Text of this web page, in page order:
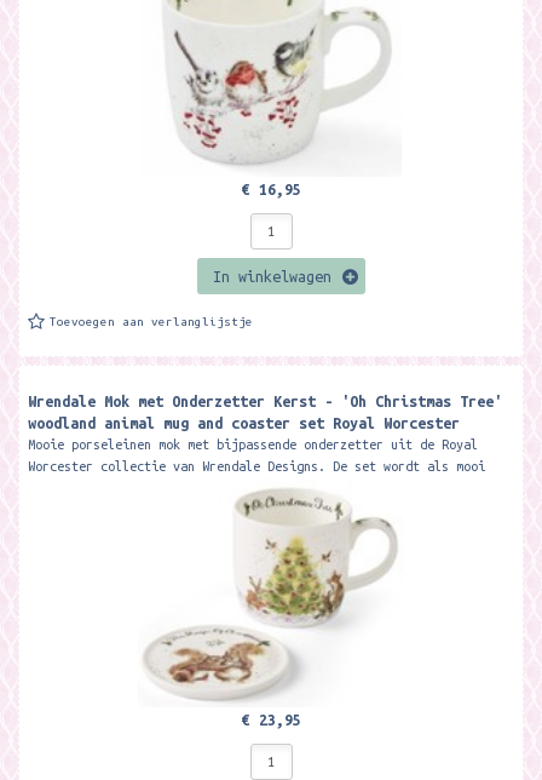
€ 16,95
In winkelwagen
Toevoegen aan verlanglijstje
Wrendale Mok met Onderzetter Kerst - 'Oh Christmas Tree'
woodland animal mug and coaster set Royal Worcester
Mooie porseleinen mok met bijpassende onderzetter uit de Royal
Worcester collectie van Wrendale Designs. De set wordt als mooi
€ 23,95